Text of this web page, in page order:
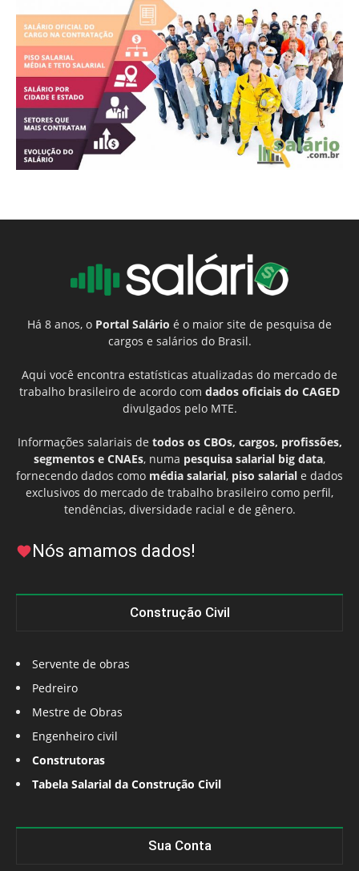
Há 8 anos, o Portal Salário é o maior site de pesquisa de
cargos e salários do Brasil.
Aqui você encontra estatísticas atualizadas do mercado de
trabalho brasileiro de acordo com dados oficiais do CAGED
divulgados pelo MTE.
Informações salariais de todos os CBOs, cargos, profissões,
segmentos e CNAEs, numa pesquisa salarial big data,
fornecendo dados como média salarial, piso salarial e dados
exclusivos do mercado de trabalho brasileiro como perfil,
tendências, diversidade racial e de gênero.
Nós amamos dados!
Construção Civil
Servente de obras
Pedreiro
Mestre de Obras
Engenheiro civil
Construtoras
Tabela Salarial da Construção Civil
Sua Conta